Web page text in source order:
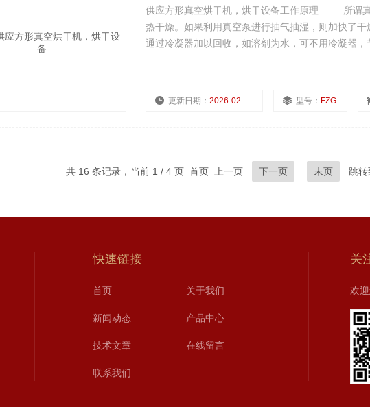
供应方形真空烘干机，烘干设备工作原理 所谓真
热干燥。如果利用真空泵进行抽气抽湿，则加快
通过冷凝器加以回收，如溶剂为水，可不用冷凝器，
更新日期： 2026-02-28 型号： FZG
共 16 条记录，当前 1 / 4 页 首页 上一页 下一页 末页 跳转
快速链接
首页 关于我们
新闻动态 产品中心
技术文章 在线留言
联系我们
关
欢